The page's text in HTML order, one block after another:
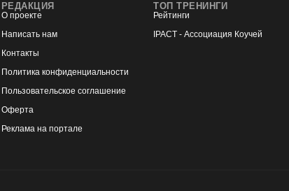
РЕДАКЦИЯ
О проекте
Написать нам
Контакты
Политика конфиденциальности
Пользовательское соглашение
Оферта
Реклама на портале
ТОП ТРЕНИНГИ
Рейтинги
IPACT - Ассоциация Коучей